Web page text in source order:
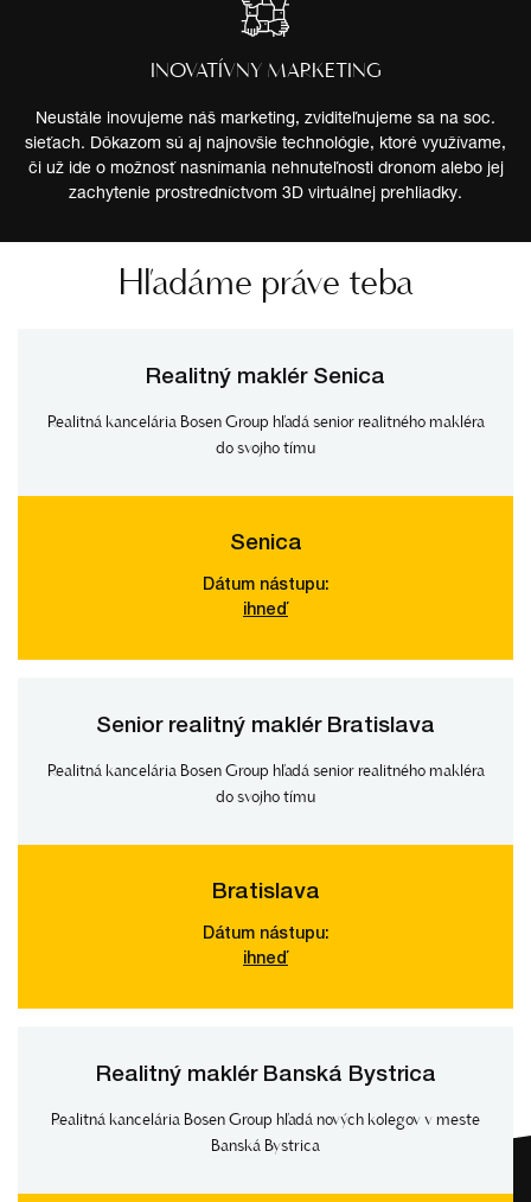
INOVATÍVNY MARKETING
Neustále inovujeme náš marketing, zviditeľnujeme sa na soc.
sieťach. Dôkazom sú aj najnovšie technológie, ktoré využívame,
či už ide o možnosť nasnímania nehnuteľnosti dronom alebo jej
zachytenie prostredníctvom 3D virtuálnej prehliadky.
Hľadáme práve teba
Realitný maklér Senica
Realitná kancelária Bosen Group hľadá senior realitného makléra
do svojho tímu
Senica
Dátum nástupu:
ihneď
Senior realitný maklér Bratislava
Realitná kancelária Bosen Group hľadá senior realitného makléra
do svojho tímu
Bratislava
Dátum nástupu:
ihneď
Realitný maklér Banská Bystrica
Realitná kancelária Bosen Group hľadá nových kolegov v meste
Banská Bystrica